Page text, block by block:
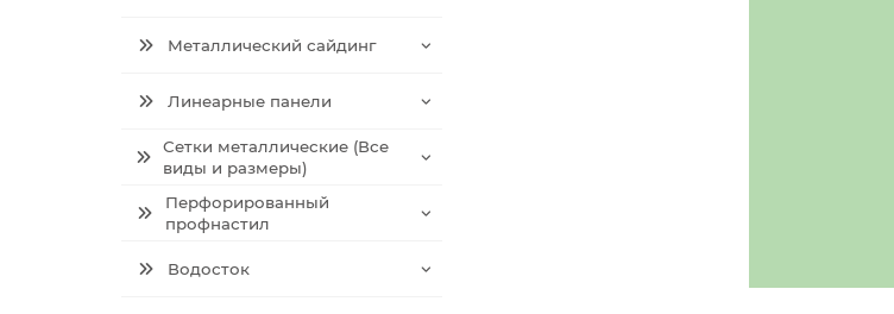
Металлический сайдинг
Линеарные панели
Сетки металлические (Все
виды и размеры)
Перфорированный
профнастил
Водосток